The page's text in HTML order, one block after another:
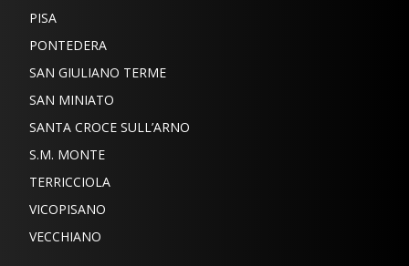
PISA
PONTEDERA
SAN GIULIANO TERME
SAN MINIATO
SANTA CROCE SULL’ARNO
S.M. MONTE
TERRICCIOLA
VICOPISANO
VECCHIANO